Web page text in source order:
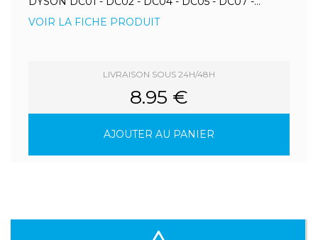
VOIR LA FICHE PRODUIT
LIVRAISON SOUS 24H/48H
8.95 €
AJOUTER AU PANIER